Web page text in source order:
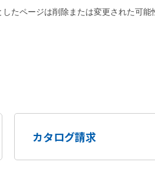
たページは削除または変更された可能
カタログ請求